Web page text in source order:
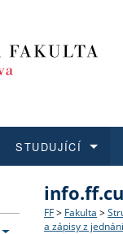
Struktura
Co
STUDUJÍCÍ
O vědě a
Aktuální
FF > Fakulta >
a zápisy z jednání